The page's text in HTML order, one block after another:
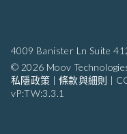
4009 Banister Ln Suite
© 2026 Moov
私隱政策 | 條款與細則 |
vP:TW:3.3.1